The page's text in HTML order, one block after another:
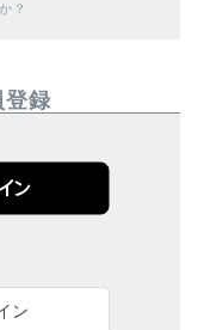
？
登録
ン